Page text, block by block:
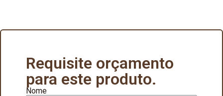
Requisite orçamento
para este produto.
Nome